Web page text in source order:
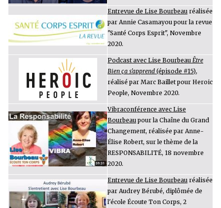
Entrevue de Lise Bourbeau réalisée
par Annie Casamayou pour la revue
"Santé Corps Esprit", Novembre
2020.
Podcast avec Lise Bourbeau Être
Bien ça s'apprend (épisode #15),
réalisé par Marc Baillet pour Heroic
People, Novembre 2020.
Vibraconférence avec Lise
Bourbeau pour la Chaîne du Grand
Changement, réalisée par Anne-
Élise Robert, sur le thème de la
RESPONSABILITÉ, 18 novembre
2020.
Entrevue de Lise Bourbeau réalisée
par Audrey Bérubé, diplômée de
l'école Écoute Ton Corps, 2